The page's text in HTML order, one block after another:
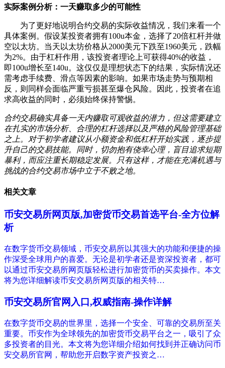
实际案例分析：一天赚取多少的可能性
为了更好地说明合约交易的实际收益情况，我们来看一个
具体案例。假设某投资者拥有100u本金，选择了20倍杠杆并做
空以太坊。当天以太坊价格从2000美元下跌至1960美元，跌幅
为2%。由于杠杆作用，该投资者理论上可获得40%的收益，
即100u增长至140u。这仅仅是理想状态下的结果，实际情况还
需考虑手续费、滑点等因素的影响。如果市场走势与预期相
反，则同样会面临严重亏损甚至爆仓风险。因此，投资者在追
求高收益的同时，必须始终保持警惕。
合约交易确实具备一天内赚取可观收益的潜力，但这需要建立
在扎实的市场分析、合理的杠杆选择以及严格的风险管理基础
之上。对于初学者建议从小额资金和低杠杆开始实践，逐步提
升自己的交易技能。同时，切勿抱有侥幸心理，盲目追求短期
暴利，而应注重长期稳定发展。只有这样，才能在充满机遇与
挑战的合约交易市场中立于不败之地。
相关文章
币安交易所网页版,加密货币交易首选平台-全方位解
析
在数字货币交易领域，币安交易所以其强大的功能和便捷的操
作深受全球用户的喜爱。无论是初学者还是资深投资者，都可
以通过币安交易所网页版轻松进行加密货币的买卖操作。本文
将为您详细解读币安交易所网页版的相关特…
币安交易所官网入口,权威指南-操作详解
在数字货币交易的世界里，选择一个安全、可靠的交易所至关
重要。币安作为全球领先的加密货币交易平台之一，吸引了众
多投资者的目光。本文将为您详细介绍如何找到并正确访问币
安交易所官网，帮助您开启数字资产投资之…